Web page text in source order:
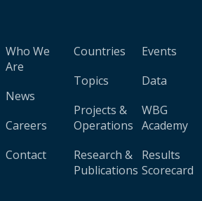
Who We
Are
News
Careers
Contact
Countries
Topics
Projects &
Operations
Research &
Publications
Events
Data
WBG
Academy
Results
Scorecard